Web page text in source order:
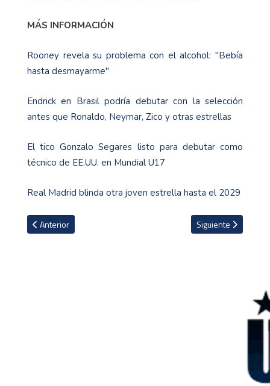
MÁS INFORMACIÓN
Rooney revela su problema con el alcohol: "Bebía
hasta desmayarme"
Endrick en Brasil podría debutar con la selección
antes que Ronaldo, Neymar, Zico y otras estrellas
El tico Gonzalo Segares listo para debutar como
técnico de EE.UU. en Mundial U17
Real Madrid blinda otra joven estrella hasta el 2029
Artículo anterior: Ex compañero de Haaland revela los métodos
Anterior Artículo siguiente:
Siguiente